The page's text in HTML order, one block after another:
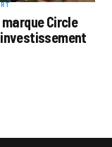
Circle